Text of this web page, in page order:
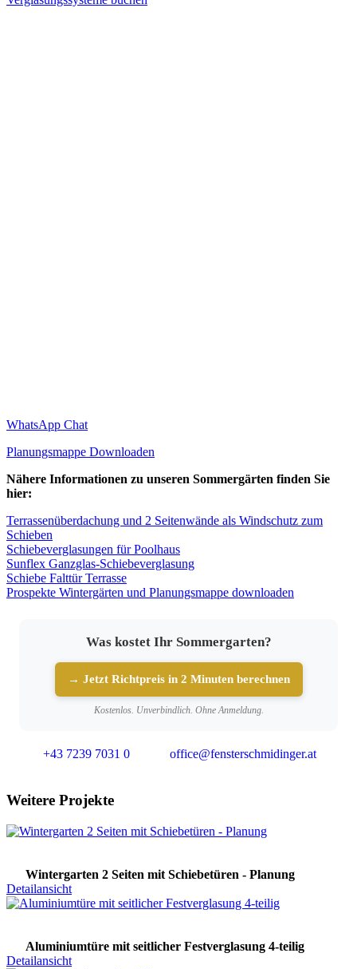
WhatsApp Chat
Planungsmappe Downloaden
Nähere Informationen zu unseren Sommergärten finden Sie
hier:
Terrassenüberdachung und 2 Seitenwände als Windschutz zum
Schieben
Schiebeverglasungen für Poolhaus
Sunflex Ganzglas-Schiebeverglasung
Schiebe Falttür Terrasse
Prospekte Wintergärten und Planungsmappe downloaden
Was kostet Ihr Sommergarten?
→ Jetzt Richtpreis in 2 Minuten berechnen
Kostenlos. Unverbindlich. Ohne Anmeldung.
+43 7239 7031 0 office@fensterschmidinger.at
Weitere Projekte
Wintergarten 2 Seiten mit Schiebetüren - Planung
Detailansicht
Aluminiumtüre mit seitlicher Festverglasung 4-teilig
Detailansicht